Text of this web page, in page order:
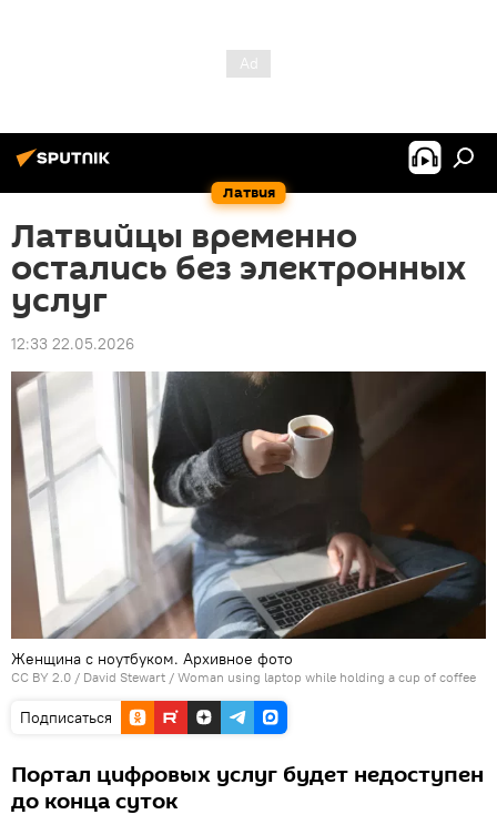
Латвия
Латвийцы временно
остались без электронных
услуг
12:33 22.05.2026
Женщина с ноутбуком. Архивное фото
CC BY 2.0 / David Stewart / Woman using laptop while holding a cup of coffee
Подписаться
Портал цифровых услуг будет недоступен
до конца суток